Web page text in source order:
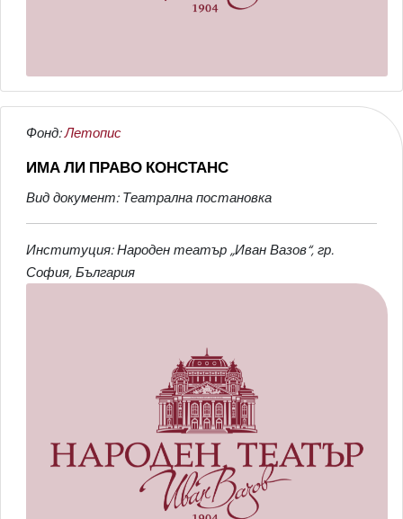
Фонд:Летопис
ИМА ЛИ ПРАВО КОНСТАНС
Вид документ: Театрална постановка
Институция: Народен театър „Иван Вазов“, гр.
София, България